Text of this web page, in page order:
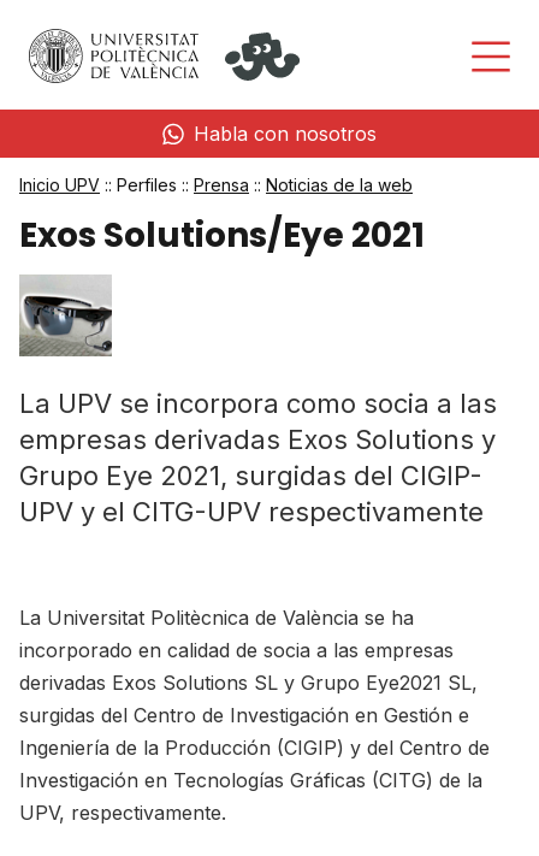
Habla con nosotros
Inicio UPV :: Perfiles :: Prensa :: Noticias de la web
Exos Solutions/Eye 2021
La UPV se incorpora como socia a las
empresas derivadas Exos Solutions y
Grupo Eye 2021, surgidas del CIGIP-
UPV y el CITG-UPV respectivamente
La Universitat Politècnica de València se ha
incorporado en calidad de socia a las empresas
derivadas Exos Solutions SL y Grupo Eye2021 SL,
surgidas del Centro de Investigación en Gestión e
Ingeniería de la Producción (CIGIP) y del Centro de
Investigación en Tecnologías Gráficas (CITG) de la
UPV, respectivamente.